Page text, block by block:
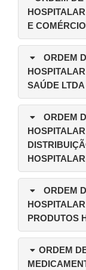
E
ORDEM
SAÚDE LTDA
ORDEM
ORDEM
PRODUTOS
ORDEM